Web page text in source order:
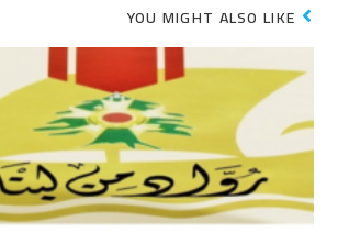
YOU MIGHT ALSO LIKE